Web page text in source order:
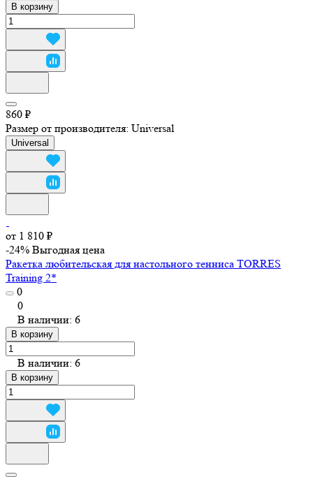
В корзину
860 ₽
Размер от производителя: Universal
Universal
от 1 810 ₽
-24% Выгодная цена
Ракетка любительская для настольного тенниса TORRES
Training 2*
0
0
В наличии: 6
В корзину
В наличии: 6
В корзину